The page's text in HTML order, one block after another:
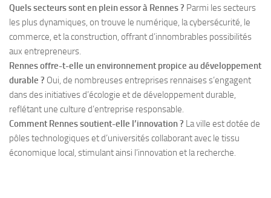
Quels secteurs sont en plein essor à Rennes ? Parmi les secteurs
les plus dynamiques, on trouve le numérique, la cybersécurité, le
commerce, et la construction, offrant d’innombrables possibilités
aux entrepreneurs.
Rennes offre-t-elle un environnement propice au développement
durable ? Oui, de nombreuses entreprises rennaises s’engagent
dans des initiatives d’écologie et de développement durable,
reflétant une culture d’entreprise responsable.
Comment Rennes soutient-elle l’innovation ? La ville est dotée de
pôles technologiques et d’universités collaborant avec le tissu
économique local, stimulant ainsi l’innovation et la recherche.